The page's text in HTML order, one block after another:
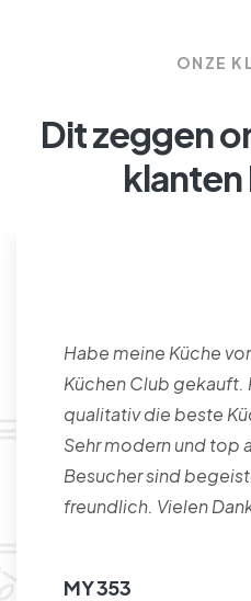
ONZE
Dit zeggen
klanten
Habe meine Küche
Küchen Club gekauft.
qualitativ die beste
Sehr modern und top
Besucher sind
freundlich. Vielen
MY 353